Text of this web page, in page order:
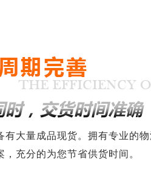
大量成品现货。拥有专业的物
充分的为您节省供货时间。